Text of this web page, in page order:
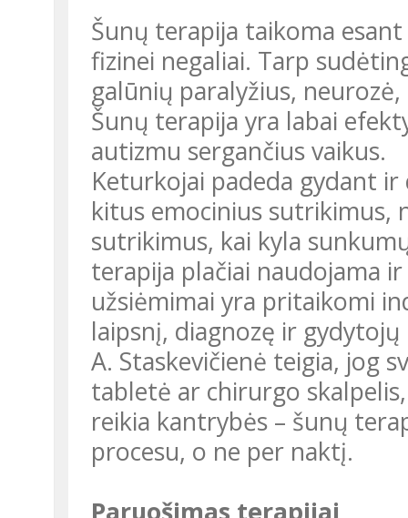
Šunų terapija taikoma esant įvairiems sutrikimams bei psichinei ir
fizinei negaliai. Tarp
galūnių paralyžius,
Šunų terapija yra labai
autizmu sergančius vaikus.
Keturkojai padeda gydant ir dažniau pasitaikančius nuotaikos ir
kitus emocinius sutrikimus,
sutrikimus, kai kyla
terapija plačiai naudojama
užsiėmimai yra pritaikomi
laipsnį, diagnozę ir gydytojų
A. Staskevičienė teigia, jog svarbu suprasti, kad šuo – tai ne
tabletė ar chirurgo
reikia kantrybės – šunų
procesu, o ne per naktį.
Paruošimas terapijai